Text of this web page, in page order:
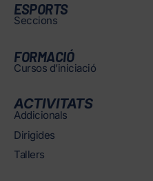
ESPORTS
Seccions
FORMACIÓ
Cursos d’iniciació
ACTIVITATS
Addicionals
Dirigides
Tallers